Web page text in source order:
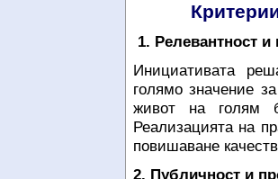
1. Релевантност и
Инициативата
голямо значение
живот на голям
Реализацията на
повишаване
2. Публичност и